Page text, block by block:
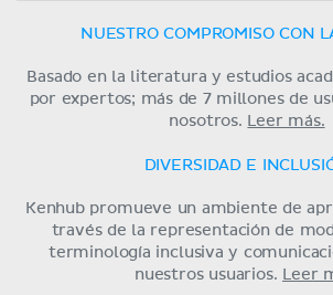
NUESTRO COMPROMISO CON
Basado en la literatura y estudios
por expertos; más de 7 millones de
nosotros. Leer más.
DIVERSIDAD E
Kenhub promueve un ambiente de
través de la representación de
terminología inclusiva y
nuestros usuarios. Leer